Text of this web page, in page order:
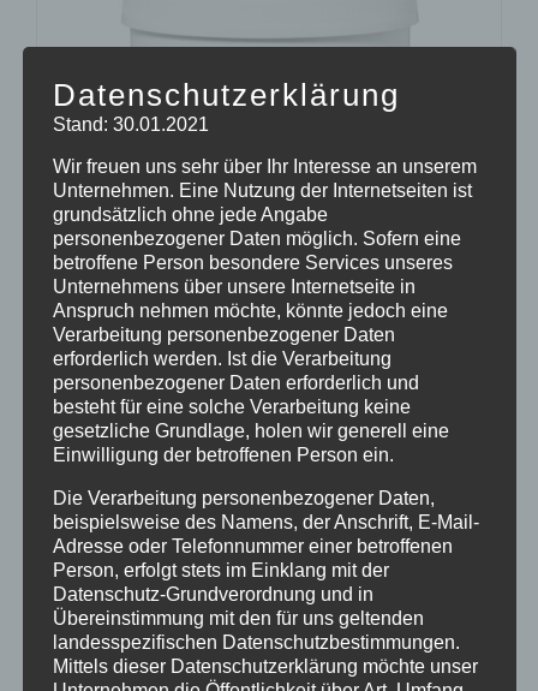
CURA SPORT COOLNESS
46,84€ Enthält 7% Mehrwertsteuer zzgl.Versand
Lieferzeit: sofort lieferbar
In den Warenkorb Details
Datenschutzerklärung
Stand: 30.01.2021
Wir freuen uns sehr über Ihr Interesse an unserem
Unternehmen. Eine Nutzung der Internetseiten ist
grundsätzlich ohne jede Angabe
personenbezogener Daten möglich. Sofern eine
betroffene Person besondere Services unseres
Unternehmens über unsere Internetseite in
Anspruch nehmen möchte, könnte jedoch eine
Verarbeitung personenbezogener Daten
erforderlich werden. Ist die Verarbeitung
personenbezogener Daten erforderlich und
besteht für eine solche Verarbeitung keine
gesetzliche Grundlage, holen wir generell eine
Einwilligung der betroffenen Person ein.
Die Verarbeitung personenbezogener Daten,
beispielsweise des Namens, der Anschrift, E-Mail-
Adresse oder Telefonnummer einer betroffenen
Person, erfolgt stets im Einklang mit der
Datenschutz-Grundverordnung und in
Übereinstimmung mit den für uns geltenden
landesspezifischen Datenschutzbestimmungen.
Mittels dieser Datenschutzerklärung möchte unser